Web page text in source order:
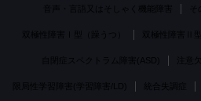
音声・言語又はそしゃく機能障害
双極性障害Ⅰ型（躁うつ） 双極性障害Ⅱ
自閉症スペクトラム障害(ASD) 注意
限局性学習障害(学習障害/LD) 統合失調症